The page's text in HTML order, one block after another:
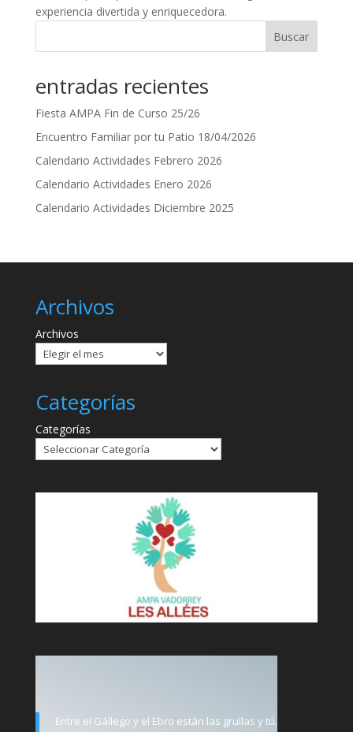
experiencia divertida y enriquecedora.
Buscar
entradas recientes
Fiesta AMPA Fin de Curso 25/26
Encuentro Familiar por tu Patio 18/04/2026
Calendario Actividades Febrero 2026
Calendario Actividades Enero 2026
Calendario Actividades Diciembre 2025
Archivos
Archivos
Categorías
Categorías
Entre el Gállego y el Ebro están las grullas y tú.